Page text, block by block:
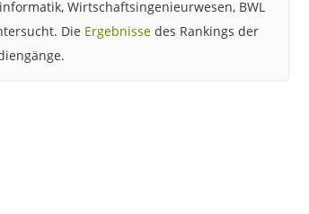
Wirtschaftsingenieurwesen, BWL
Die Ergebnisse des Rankings der